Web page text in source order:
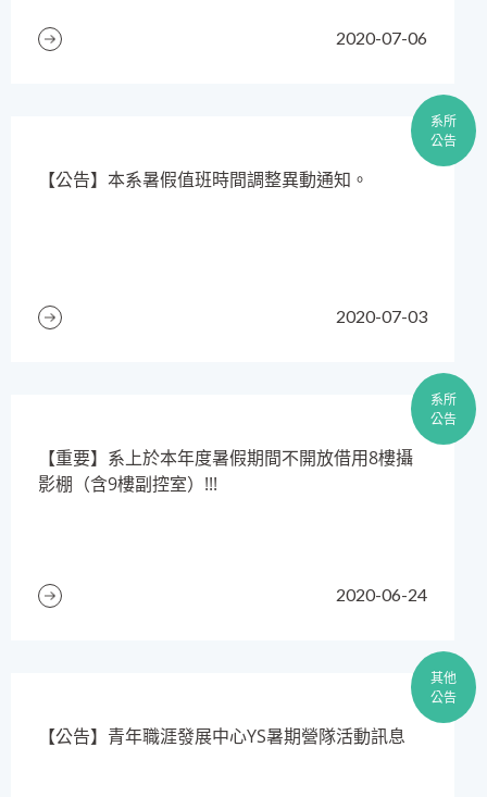
2020-07-06
系所
公告
2020-07-03
​【公告】本系暑假值班時間調整異動通知。
系所
公告
2020-06-24
​【重要】系上於本年度暑假期間不開放借用8樓攝
影棚（含9樓副控室）!!!
其他
公告
【公告】青年職涯發展中心YS暑期營隊活動訊息